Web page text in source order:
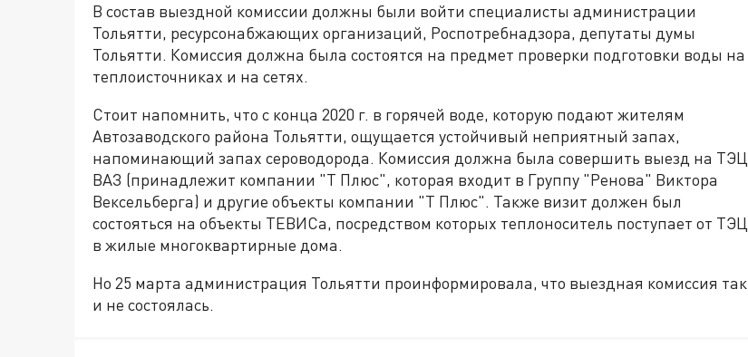
В состав выездной комиссии должны были войти специалисты администрации
Тольятти, ресурсонабжающих организаций, Роспотребнадзора, депутаты думы
Тольятти. Комиссия должна была состоятся на предмет проверки подготовки воды на
теплоисточниках и на сетях.
Стоит напомнить, что с конца 2020 г. в горячей воде, которую подают жителям
Автозаводского района Тольятти, ощущается устойчивый неприятный запах,
напоминающий запах сероводорода. Комиссия должна была совершить выезд на ТЭЦ
ВАЗ (принадлежит компании "Т Плюс", которая входит в Группу "Ренова" Виктора
Вексельберга) и другие объекты компании "Т Плюс". Также визит должен был
состояться на объекты ТЕВИСа, посредством которых теплоноситель поступает от ТЭЦ
в жилые многоквартирные дома.
Но 25 марта администрация Тольятти проинформировала, что выездная комиссия так
и не состоялась.